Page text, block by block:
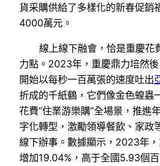
貨采購供給了多樣化的新春促銷
4000萬元。
線上線下融會，恰是重慶花
力點。2023年，重慶鼎力培然
開始以每秒一百萬張的速度吐出
折成的千紙鶴，它們像金色蝗蟲
花費“住業游樂購”全場景，推進
字化轉型，激勵領導餐飲、家政
線下辦事。數據顯示，2023年
增加19.04%，高于全國5.93個